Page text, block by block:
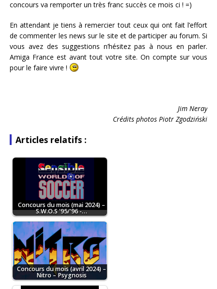
concours va remporter un très franc succès ce mois ci ! =)
En attendant je tiens à remercier tout ceux qui ont fait l’effort
de commenter les news sur le site et de participer au forum. Si
vous avez des suggestions n’hésitez pas à nous en parler.
Amiga France est avant tout votre site. On compte sur vous
pour le faire vivre !
Jim Neray
Crédits photos Piotr Zgodziński
Articles relatifs :
Concours du mois (mai 2024) –
S.W.O.S '95/'96 -…
Concours du mois (avril 2024) –
Nitro – Psygnosis